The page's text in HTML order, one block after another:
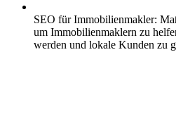
SEO für Immobilienmakler:
um Immobilienmaklern zu
werden und lokale Kunden zu